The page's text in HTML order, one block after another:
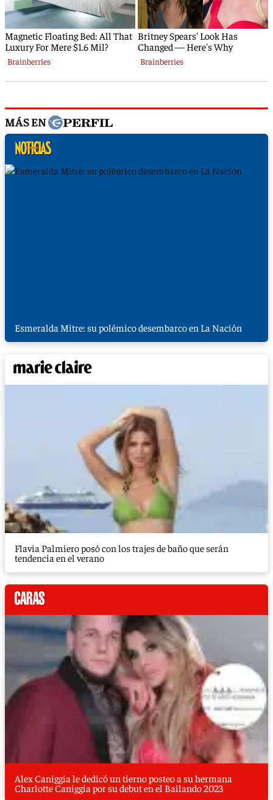
MÁS EN
Esmeralda Mitre: su polémico desembarco en La Nación
Flavia Palmiero posó con los trajes de baño que serán
tendencia en el verano
Alex Caniggia le dedicó un tierno posteo a su hermana
Charlotte Caniggia por su debut en el Bailando 2023